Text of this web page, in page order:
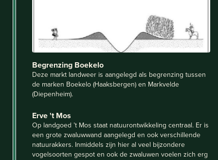
Begrenzing Boekelo
Deze markt landweer is aangelegd als begrenzing tussen
de marken Boekelo (Haaksbergen) en Markvelde
(Diepenheim).
Erve 't Mos
Op landgoed ’t Mos staat natuurontwikkeling centraal. Er is
een grote zwaluwwand aangelegd en ook verschillende
natuurakkers. Inmiddels zijn hier al veel bijzondere
vogelsoorten gespot en ook de zwaluwen voelen zich erg